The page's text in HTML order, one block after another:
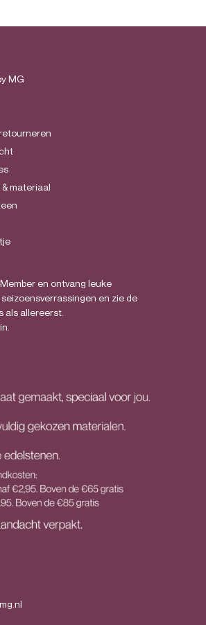
MG
materiaal
en ontvang leuke
en zie de
als allereerst.
in.